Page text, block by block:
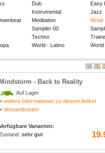
Dub
Easy
Instrumental
Jazz
Meditation
Metal
Sampler 00
Techno
World - Latino
< 1
Mindstorm - Back to Reality
Auf Lager
weitere Informationen zu diesem Artikel
Versandkosten
Varianten:
sehr gut